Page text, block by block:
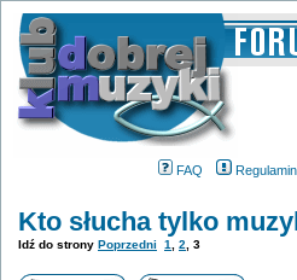
FAQ Regulamin
Kto słucha tylko
Idź do strony Poprzedni 1 2 3